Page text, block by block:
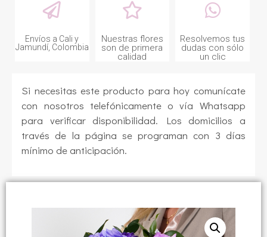
Envíos a Cali y
Jamundí, Colombia
Nuestras flores
son de primera
calidad
Resolvemos tus
dudas con sólo
un clic
Si necesitas este producto para hoy comunícate
con nosotros telefónicamente o vía Whatsapp
para verificar disponibilidad. Los domicilios a
través de la página se programan con 3 días
mínimo de anticipación.